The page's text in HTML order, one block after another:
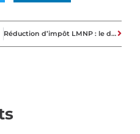
Réduction d’impôt LMNP : le dispositif existe-t-il encore en 2026?